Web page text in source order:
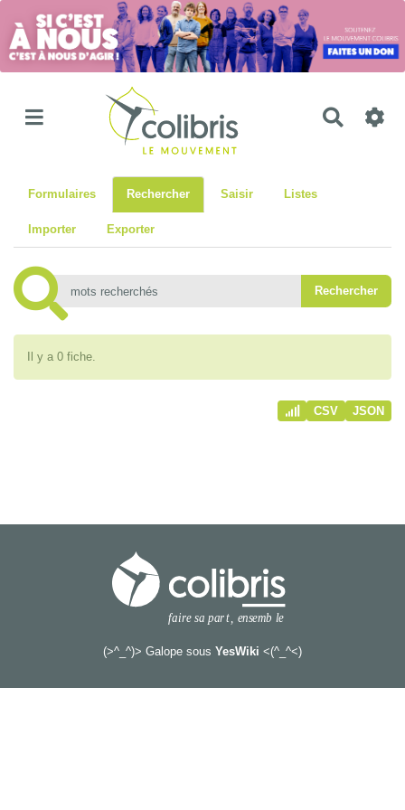
Formulaires Rechercher Saisir Listes
Importer Exporter
Il y a 0 fiche.
CSV JSON
(>^_^)> Galope sous YesWiki <(^_^<)